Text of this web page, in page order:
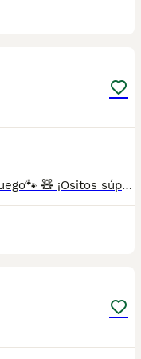
🐾Preciosos Yorkshire color Negro Fuego🐾 🧸 ¡Ositos súper adorables y juguetones disponibles listos para entregar! 🥰 • Color negro fuego, el color más representativo de esta preciosa raza. • Se entregan a partir de los 2 meses • Vacunados, desparasitados, con cartilla y revisión veterinaria ✅ • Envío vídeos por WhatsApp individualmente de cada cachorro📱 • Posibilidad de venir a verlos sin compromiso, entrega en mano en provincia de Murcia y alrededores, también se pueden enviar a toda España 🚚💛 (FOTOS REALES DE MIS CACHORROS NADA DE FOTOS SACADAS DE INTERNET NI MULTICRIADEROS, CACHORROS NACIDOS EN CASA Y CRIADOS CON TODO EL AMOR Y CARIÑO DEL MUNDO) RESERVA MÍNIMA 200€ ¡Te enamorarás de su ternura desde el primer momento! 💖 📞 ATIENDO WHATSAPP Y LLAMADAS ☎️